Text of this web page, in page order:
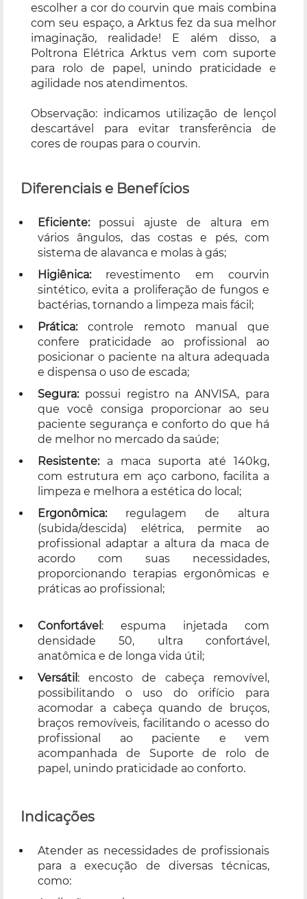
escolher a cor do courvin que mais combina
com seu espaço, a Arktus fez da sua melhor
imaginação, realidade! E além disso, a
Poltrona Elétrica Arktus vem com suporte
para rolo de papel, unindo praticidade e
agilidade nos atendimentos.
Observação: indicamos utilização de lençol
descartável para evitar transferência de
cores de roupas para o courvin.
Diferenciais e Benefícios
Eficiente:possui ajuste de altura em
vários ângulos, das costas e pés, com
sistema de alavanca e molas à gás;
Higiênica: revestimento em courvin
sintético, evita a proliferação de fungos e
bactérias, tornando a limpeza mais fácil;
Prática:controle remoto manual que
confere praticidade ao profissional ao
posicionar o paciente na altura adequada
e dispensa o uso de escada;
Segura: possui registro na ANVISA, para
que você consiga proporcionar ao seu
paciente segurança e conforto do que há
de melhor no mercado da saúde;
Resistente: a maca suporta até 140kg,
com estrutura em aço carbono, facilita a
limpeza e melhora a estética do local;
Ergonômica: regulagem de altura
(subida/descida) elétrica, permite ao
profissional adaptar a altura da maca de
acordo com suas necessidades,
proporcionando terapias ergonômicas e
práticas ao profissional;
Confortável : espuma injetada com
densidade 50, ultra confortável,
anatômica e de longa vida útil;
Versátil : encosto de cabeça removível,
possibilitando o uso do orifício para
acomodar a cabeça quando de bruços,
braços removíveis, facilitando o acesso do
profissional ao paciente e vem
acompanhada de Suporte de rolo de
papel, unindo praticidade ao conforto.
Indicações
Atender as necessidades de profissionais
para a execução de diversas técnicas,
como: